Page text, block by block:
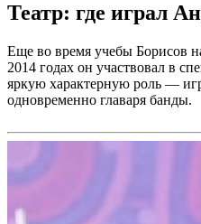
Театр: где играл
Еще во время учебы Борисов
2014 годах он участвовал в
яркую характерную роль —
одновременно главаря банды.